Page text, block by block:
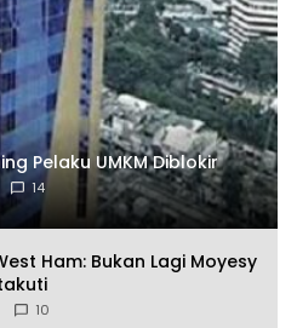
Pelaku UMKM Diblokir
14
Ham: Bukan Lagi Moyesy
10